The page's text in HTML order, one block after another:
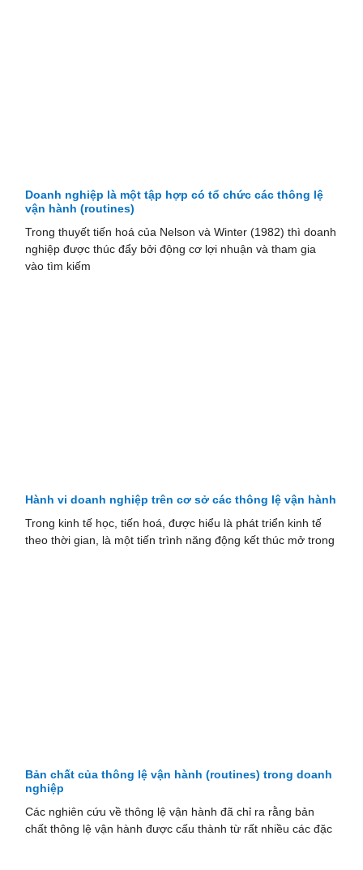
Doanh nghiệp là một tập hợp có tổ chức các thông lệ
vận hành (routines)
Trong thuyết tiến hoá của Nelson và Winter (1982) thì doanh
nghiệp được thúc đẩy bởi động cơ lợi nhuận và tham gia
vào tìm kiếm
Hành vi doanh nghiệp trên cơ sở các thông lệ vận hành
Trong kinh tế học, tiến hoá, được hiểu là phát triển kinh tế
theo thời gian, là một tiến trình năng động kết thúc mở trong
Bản chất của thông lệ vận hành (routines) trong doanh
nghiệp
Các nghiên cứu về thông lệ vận hành đã chỉ ra rằng bản
chất thông lệ vận hành được cấu thành từ rất nhiều các đặc